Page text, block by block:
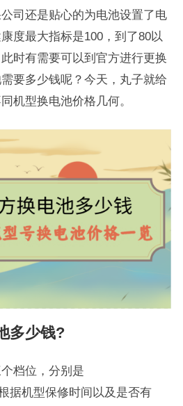
司还是贴心的为电池设置了电
度最大指标是100，到了80以
时有需要可以到官方进行更换
要多少钱呢？今天，丸子就给
机型换电池价格几何。
多少钱?
档位，分别是
据机型保修时间以及是否有